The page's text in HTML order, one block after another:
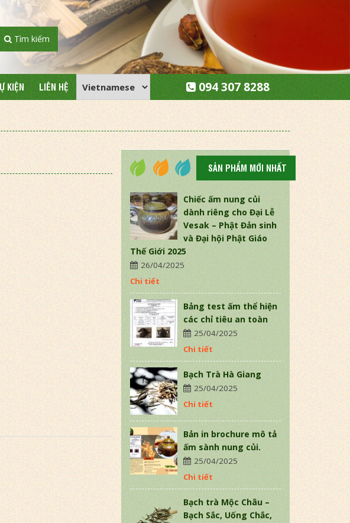
Tìm kiếm
KIỆN LIÊN HỆ 094 307 8288
SẢN PHẨM MỚI NHẤT
Chiếc ấm nung củi
dành riêng cho Đại Lễ
Vesak – Phật Đản sinh
và Đại hội Phật Giáo
Thế Giới 2025
26/04/2025
Chi tiết
Bảng test ấm thể hiện
các chỉ tiêu an toàn
25/04/2025
Chi tiết
Bạch Trà Hà Giang
25/04/2025
Chi tiết
Bản in brochure mô tả
ấm sành nung củi.
25/04/2025
Chi tiết
Bạch trà Mộc Châu –
Bạch Sắc, Uống Chắc,